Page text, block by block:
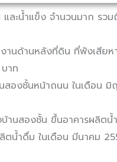
ละน้ำแข็ง จำนวนมาก รวม
านด้านหลังที่ดิน ที่พังเสีย
าท
นสองชั้นหน้าถนน ในเดือน
งบ้านสองชั้น ขึ้นอาคารผลิต
น้ำดื่ม ในเดือน มีนาคม